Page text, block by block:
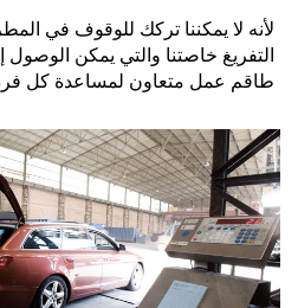
لأنه لا يمكننا تركك للوقوف في
التفريغ خاصتنا والتي يمكن الوصول
طاقم عمل متعاون لمساعدة كل